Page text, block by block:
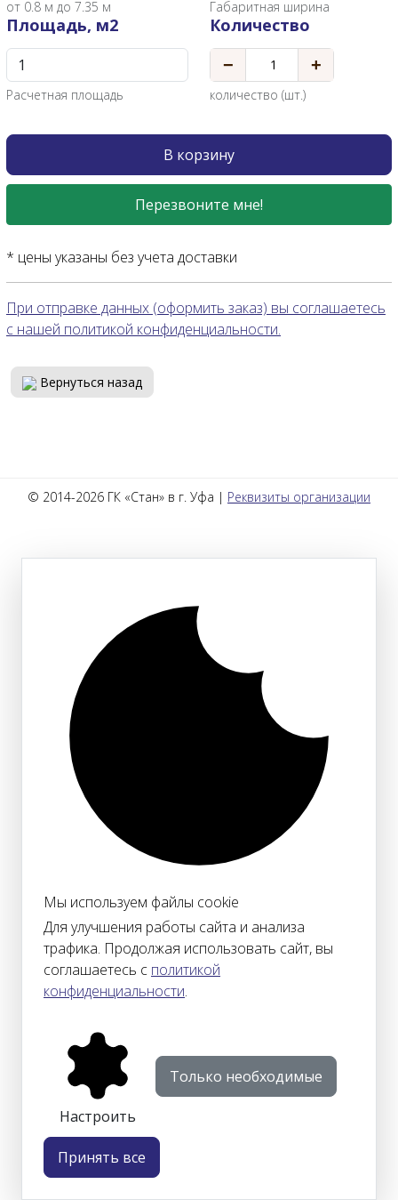
от 0.8 м до 7.35 м Габаритная ширина
Площадь, м2
Расчетная площадь
Количество
− +
количество (шт.)
В корзину
Перезвоните мне!
* цены указаны без учета доставки
При отправке данных (оформить заказ) вы соглашаетесь
с нашей политикой конфиденциальности.
Вернуться назад
© 2014-2026 ГК «Стан» в г. Уфа | Реквизиты организации
Мы используем файлы cookie
Для улучшения работы сайта и анализа
трафика. Продолжая использовать сайт, вы
соглашаетесь с политикой
конфиденциальности.
Настроить
Только необходимые
Принять все